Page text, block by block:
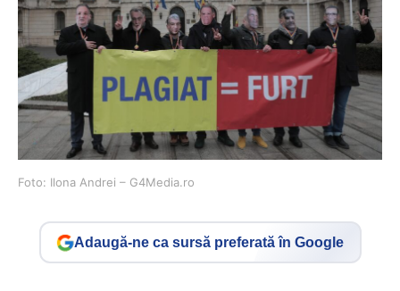
Foto: Ilona Andrei – G4Media.ro
Adaugă-ne ca sursă preferată în Google